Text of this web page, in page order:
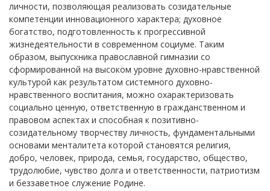
личности, позволяющая реализовать созидательные
компетенции инновационного характера; духовное
богатство, подготовленность к прогрессивной
жизнедеятельности в современном социуме. Таким
образом, выпускника православной гимназии со
сформированной на высоком уровне духовно-нравственной
культурой как результатом системного духовно-
нравственного воспитания, можно охарактеризовать
социально ценную, ответственную в гражданственном и
правовом аспектах и способная к позитивно-
созидательному творчеству личность, фундаментальными
основами менталитета которой становятся религия,
добро, человек, природа, семья, государство, общество,
трудолюбие, чувство долга и ответственности, патриотизм
и беззаветное служение Родине.